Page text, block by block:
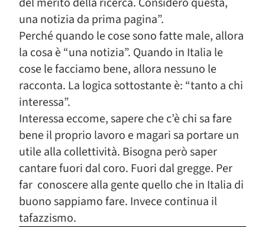
una notizia da prima pagina”.
Perché quando le cose sono fatte male, allora
la cosa è “una notizia”. Quando in Italia le
cose le facciamo bene, allora nessuno le
racconta. La logica sottostante è: “tanto a chi
interessa”.
Interessa eccome, sapere che c’è chi sa fare
bene il proprio lavoro e magari sa portare un
utile alla collettività. Bisogna però saper
cantare fuori dal coro. Fuori dal gregge. Per
far conoscere alla gente quello che in Italia di
buono sappiamo fare. Invece continua il
tafazzismo.